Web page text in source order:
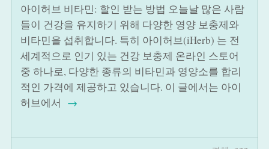
아이허브 비타민: 할인 받는 방법 오늘날 많은 사람
들이 건강을 유지하기 위해 다양한 영양 보충제와
비타민을 섭취합니다. 특히 아이허브(iHerb) 는 전
세계적으로 인기 있는 건강 보충제 온라인 스토어
중 하나로, 다양한 종류의 비타민과 영양소를 합리
적인 가격에 제공하고 있습니다. 이 글에서는 아이
허브에서 →